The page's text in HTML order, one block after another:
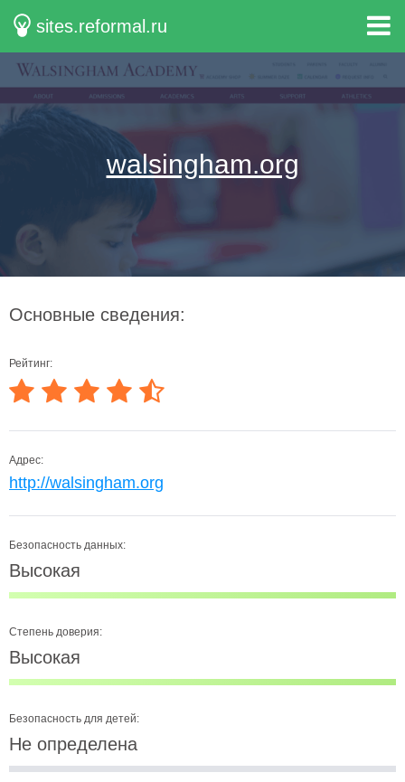
sites.reformal.ru
walsingham.org
Основные сведения:
Рейтинг:
Адрес:
http://walsingham.org
Безопасность данных:
Высокая
Степень доверия:
Высокая
Безопасность для детей:
Не определена